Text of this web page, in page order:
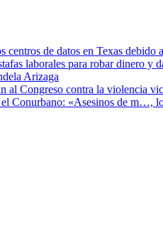
de datos en Texas debido
laborales para robar dinero y
Arizaga
al Congreso contra la violencia
Conurbano: «Asesinos de m…,